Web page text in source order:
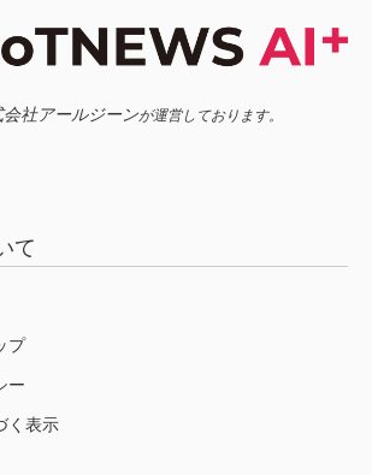
会社アールジーンが運営しております。
て
プ
ー
く表示